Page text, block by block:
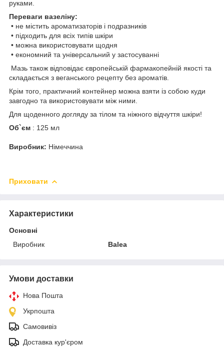
руками.
Переваги вазеліну:
• не містить ароматизаторів і подразників
• підходить для всіх типів шкіри
• можна використовувати щодня
• економний та універсальний у застосуванні
Мазь також відповідає європейській фармакопейній якості та
складається з веганського рецепту без ароматів.
Крім того, практичний контейнер можна взяти із собою куди
завгодно та використовувати між ними.
Для щоденного догляду за тілом та ніжного відчуття шкіри!
Об`єм : 125 мл
Виробник: Німеччина
Приховати
Характеристики
Основні
Виробник
Balea
Умови доставки
Нова Пошта
Укрпошта
Самовивіз
Доставка кур'єром